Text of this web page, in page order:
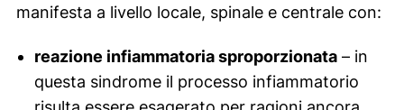
manifesta a livello locale, spinale e centrale con:
reazione infiammatoria sproporzionata– in
questa sindrome il processo infiammatorio